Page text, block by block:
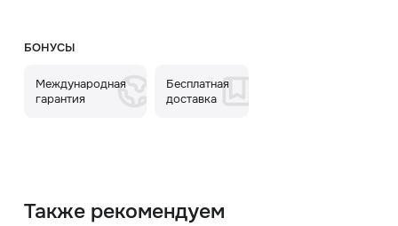
БОНУСЫ
Международная
гарантия
Бесплатная
доставка
Также рекомендуем